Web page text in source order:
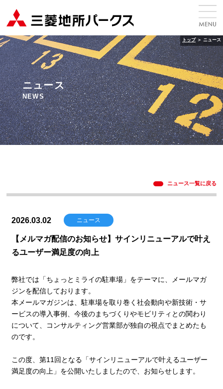
ニュース
NEWS
トップ＞ ニュース
ニュース一覧に戻る
2026.03.02 ニュース
【メルマガ配信のお知らせ】サインリニューアルで叶え
るユーザー満足度の向上
弊社では「ちょっとミライの駐車場」をテーマに、メールマガ
ジンを配信しております。
本メールマガジンは、駐車場を取り巻く社会動向や新技術・サ
ービスの導入事例、今後のまちづくりやモビリティとの関わり
について、コンサルティング営業部が独自の視点でまとめたも
のです。
この度、第11回となる「サインリニューアルで叶えるユーザー
満足度の向上 」 を公開いたしましたので、お知らせします。